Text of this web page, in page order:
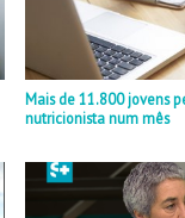
Mais de 11.800 jovens
nutricionista num mês